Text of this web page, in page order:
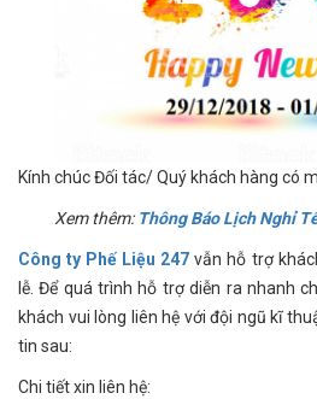
Kính chúc Đối tác/ Quý khách hàng có
Xem thêm: Thông Báo Lịch Nghỉ
Công ty Phế Liệu 247 vẫn hỗ trợ
lễ. Để quá trình hỗ trợ diễn ra nhanh
khách vui lòng liên hệ với đội ngũ kĩ
tin sau:
Chi tiết xin liên hệ: